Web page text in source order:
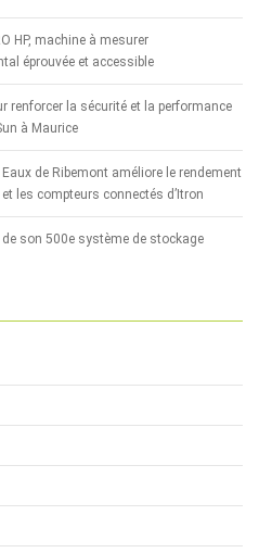
HP, machine à mesurer
éprouvée et accessible
renforcer la sécurité et la performance
à Maurice
de Ribemont améliore le rendement
les compteurs connectés d’Itron
son 500e système de stockage